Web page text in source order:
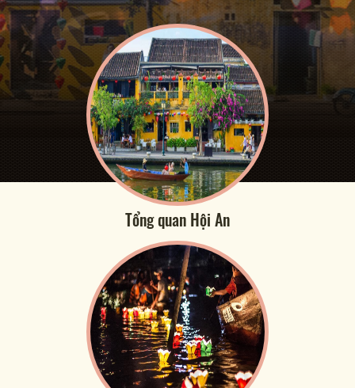
Tổng quan Hội An